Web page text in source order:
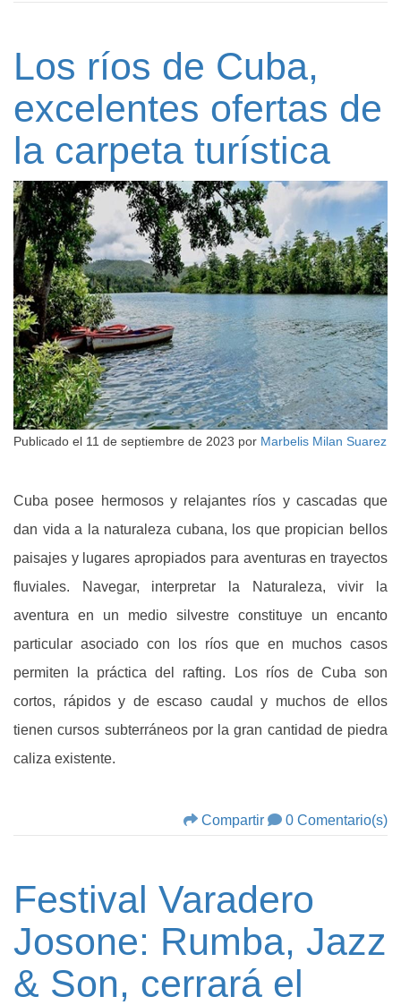
Los ríos de Cuba,
excelentes ofertas de
la carpeta turística
Publicado el 11 de septiembre de 2023 por Marbelis Milan Suarez
Cuba posee hermosos y relajantes ríos y cascadas que
dan vida a la naturaleza cubana, los que propician bellos
paisajes y lugares apropiados para aventuras en trayectos
fluviales. Navegar, interpretar la Naturaleza, vivir la
aventura en un medio silvestre constituye un encanto
particular asociado con los ríos que en muchos casos
permiten la práctica del rafting. Los ríos de Cuba son
cortos, rápidos y de escaso caudal y muchos de ellos
tienen cursos subterráneos por la gran cantidad de piedra
caliza existente.
Compartir 0 Comentario(s)
Festival Varadero
Josone: Rumba, Jazz
& Son, cerrará el